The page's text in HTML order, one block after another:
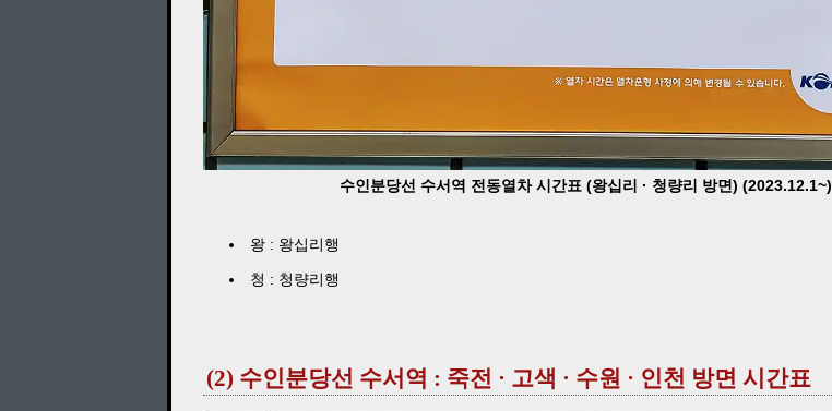
수인분당선 수서역 전동열차 시간표 (왕십리 · 청량리 방면) (2023.12.1~)
왕 : 왕십리행
청 : 청량리행
(2) 수인분당선 수서역 : 죽전 · 고색 · 수원 · 인천 방면 시간표